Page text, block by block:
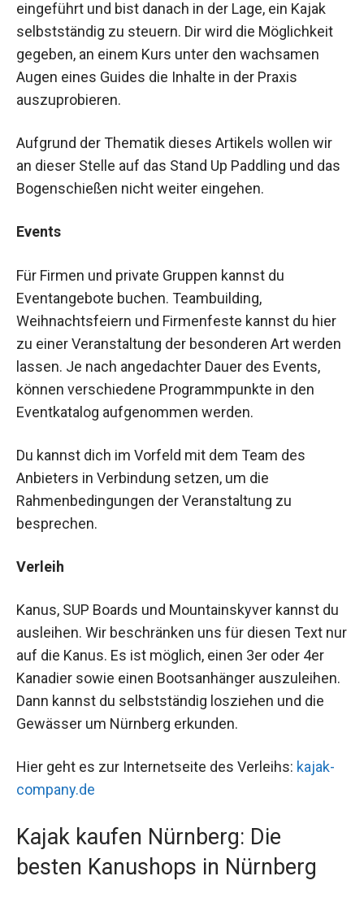
eingeführt und bist danach in der Lage, ein Kajak
selbstständig zu steuern. Dir wird die Möglichkeit
gegeben, an einem Kurs unter den wachsamen
Augen eines Guides die Inhalte in der Praxis
auszuprobieren.
Aufgrund der Thematik dieses Artikels wollen wir
an dieser Stelle auf das Stand Up Paddling und das
Bogenschießen nicht weiter eingehen.
Events
Für Firmen und private Gruppen kannst du
Eventangebote buchen. Teambuilding,
Weihnachtsfeiern und Firmenfeste kannst du hier
zu einer Veranstaltung der besonderen Art werden
lassen. Je nach angedachter Dauer des Events,
können verschiedene Programmpunkte in den
Eventkatalog aufgenommen werden.
Du kannst dich im Vorfeld mit dem Team des
Anbieters in Verbindung setzen, um die
Rahmenbedingungen der Veranstaltung zu
besprechen.
Verleih
Kanus, SUP Boards und Mountainskyver kannst du
ausleihen. Wir beschränken uns für diesen Text nur
auf die Kanus. Es ist möglich, einen 3er oder 4er
Kanadier sowie einen Bootsanhänger auszuleihen.
Dann kannst du selbstständig losziehen und die
Gewässer um Nürnberg erkunden.
Hier geht es zur Internetseite des Verleihs: kajak-
company.de
Kajak kaufen Nürnberg: Die
besten Kanushops in Nürnberg